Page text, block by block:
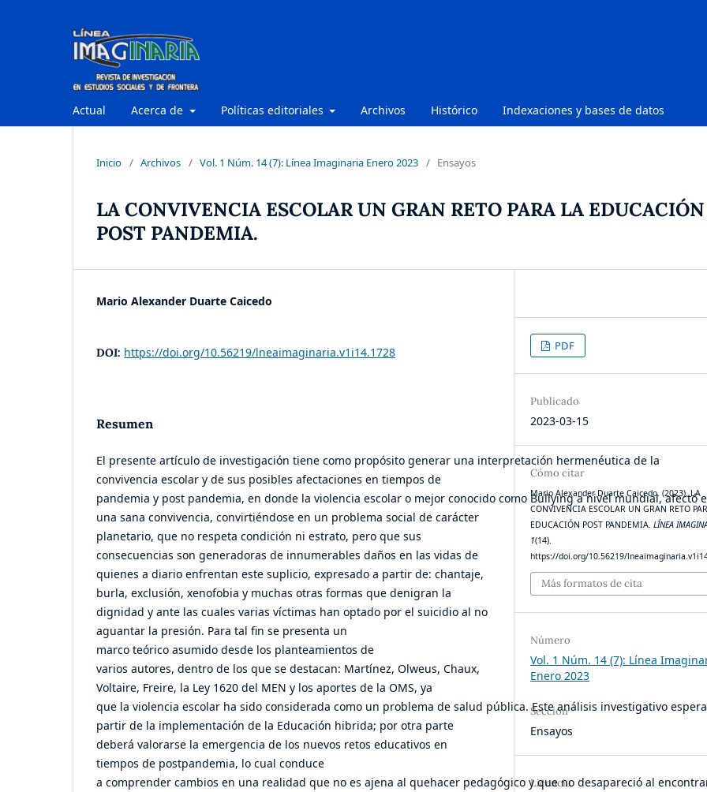
Actual Acerca de Políticas editoriales Archivos Histórico Indexaciones y bases de datos
Inicio / Archivos / Vol. 1 Núm. 14 (7): Línea Imaginaria Enero 2023 / Ensayos
LA CONVIVENCIA ESCOLAR UN GRAN RETO PARA LA EDUCACIÓN
POST PANDEMIA.
Mario Alexander Duarte Caicedo
DOI: https://doi.org/10.56219/lneaimaginaria.v1i14.1728
Resumen
El presente artículo de investigación tiene como propósito generar una interpretación hermenéutica de la
convivencia escolar y de sus posibles afectaciones en tiempos de
pandemia y post pandemia, en donde la violencia escolar o mejor conocido como Bullying a nivel mundial, afectó
una sana convivencia, convirtiéndose en un problema social de carácter
planetario, que no respeta condición ni estrato, pero que sus
consecuencias son generadoras de innumerables daños en las vidas de
quienes a diario enfrentan este suplicio, expresado a partir de: chantaje,
burla, exclusión, xenofobia y muchas otras formas que denigran la
dignidad y ante las cuales varias víctimas han optado por el suicidio al no
aguantar la presión. Para tal fin se presenta un
marco teórico asumido desde los planteamientos de
varios autores, dentro de los que se destacan: Martínez, Olweus, Chaux,
Voltaire, Freire, la Ley 1620 del MEN y los aportes de la OMS, ya
que la violencia escolar ha sido considerada como un problema de salud pública. Este análisis investigativo
partir de la implementación de la Educación hibrida; por otra parte
deberá valorarse la emergencia de los nuevos retos educativos en
tiempos de postpandemia, lo cual conduce
a comprender cambios en una realidad que no es ajena al quehacer pedagógico y que no desapareció al
PDF
Publicado
2023-03-15
Cómo citar
Mario Alexander Duarte Caicedo. (2023). LA
CONVIVENCIA ESCOLAR UN GRAN RETO
EDUCACIÓN POST PANDEMIA.LÍNEA
1(14).
https://doi.org/10.56219/
Más formatos de cita
Número
Vol. 1 Núm. 14 (7): Línea
Enero 2023
Sección
Ensayos
Licencia